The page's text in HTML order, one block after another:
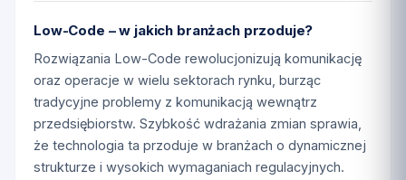
Low-Code – w jakich branżach przoduje?
Rozwiązania Low-Code rewolucjonizują komunikację
oraz operacje w wielu sektorach rynku, burząc
tradycyjne problemy z komunikacją wewnątrz
przedsiębiorstw. Szybkość wdrażania zmian sprawia,
że technologia ta przoduje w branżach o dynamicznej
strukturze i wysokich wymaganiach regulacyjnych.